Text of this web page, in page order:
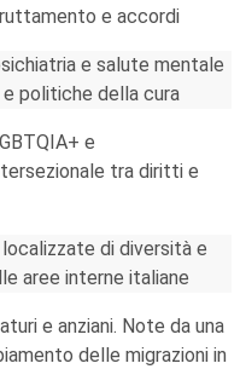
e accordi
e salute mentale
politiche della cura
e
tra diritti e
di diversità e
aree interne italiane
e anziani. Note da una
delle migrazioni in